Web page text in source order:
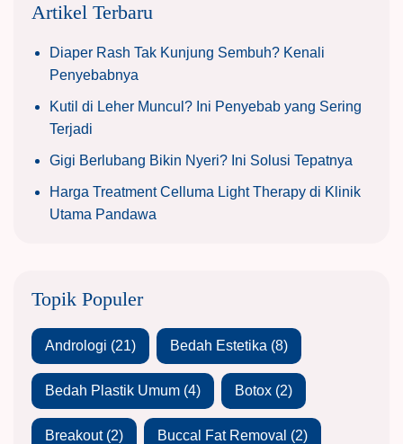
Artikel Terbaru
Diaper Rash Tak Kunjung Sembuh? Kenali
Penyebabnya
Kutil di Leher Muncul? Ini Penyebab yang Sering
Terjadi
Gigi Berlubang Bikin Nyeri? Ini Solusi Tepatnya
Harga Treatment Celluma Light Therapy di Klinik
Utama Pandawa
Topik Populer
Andrologi (21) Bedah Estetika (8)
Bedah Plastik Umum (4) Botox (2)
Breakout(2) Buccal Fat Removal (2)